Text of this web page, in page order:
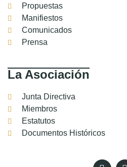
Propuestas
Manifiestos
Comunicados
Prensa
La Asociación
Junta Directiva
Miembros
Estatutos
Documentos Históricos